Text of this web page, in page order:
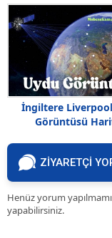
İngiltere
Görüntüsü
ZİYARETÇİ
Henüz yorum
yapabilirsiniz.